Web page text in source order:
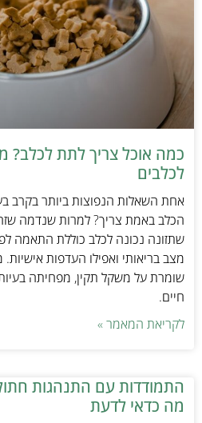
כמה אוכל צריך לתת לכלב?
לכלבים
אחת השאלות הנפוצות ביותר בקרב
הכלב באמת צריך? למרות שנדמה
שתזונה נכונה לכלב כוללת התאמה
מצב בריאותי ואפילו העדפות
שומרת על משקל תקין, מפחיתה
חיים.
לקריאת המאמר »
התמודדות עם התנהגות
מה כדאי לדעת